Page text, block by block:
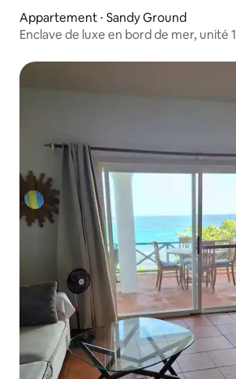
Appartement ⋅ Sandy Ground
Enclave de luxe en bord de mer, unité 1